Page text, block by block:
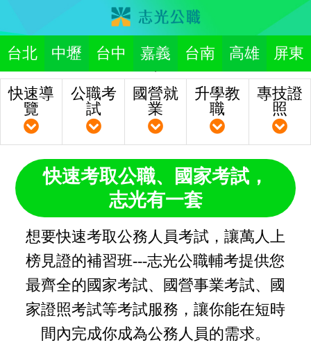
台北 中壢 台中 嘉義 台南 高雄 屏東
快速導
覽
公職考
試
國營就
業
升學教
職
專技證
照
快速考取公職、國家考試，
志光有一套
想要快速考取公務人員考試，讓萬人上
榜見證的補習班---志光公職輔考提供您
最齊全的國家考試、國營事業考試、國
家證照考試等考試服務，讓你能在短時
間內完成你成為公務人員的需求。